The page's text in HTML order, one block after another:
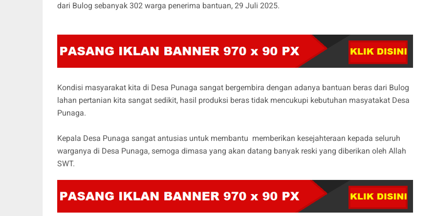
dari Bulog sebanyak 302 warga penerima bantuan, 29 Juli 2025.
Kondisi masyarakat kita di Desa Punaga sangat bergembira dengan adanya bantuan beras dari Bulog
lahan pertanian kita sangat sedikit, hasil produksi beras tidak mencukupi kebutuhan masyatakat Desa
Punaga.
Kepala Desa Punaga sangat antusias untuk membantu memberikan kesejahteraan kepada seluruh
warganya di Desa Punaga, semoga dimasa yang akan datang banyak reski yang diberikan oleh Allah
SWT.